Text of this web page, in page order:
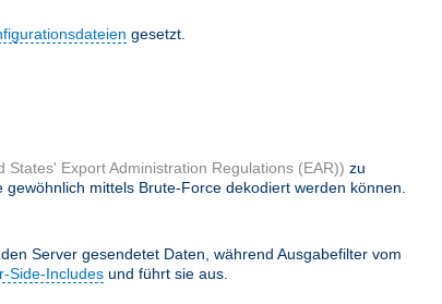
gesetzt.
States' Export Administration Regulations (EAR)) zu
gewöhnlich mittels Brute-Force dekodiert werden können.
Server gesendetet Daten, während Ausgabefilter vom
Side-Includes und führt sie aus.